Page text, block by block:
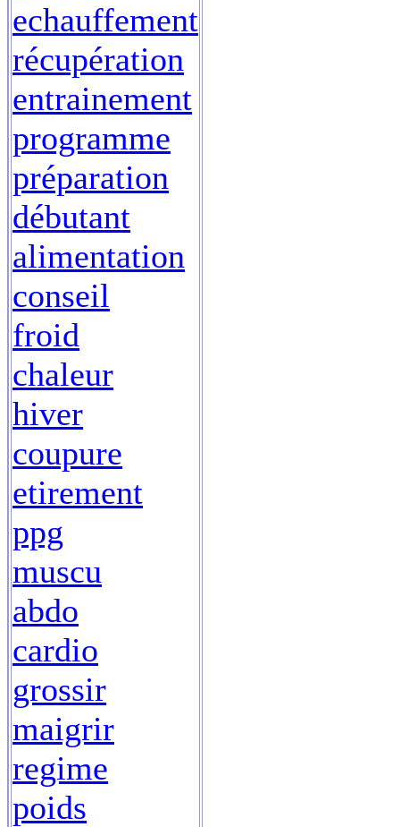
echauffement
récupération
entrainement
programme
préparation
débutant
alimentation
conseil
froid
chaleur
hiver
coupure
etirement
ppg
muscu
abdo
cardio
grossir
maigrir
regime
poids